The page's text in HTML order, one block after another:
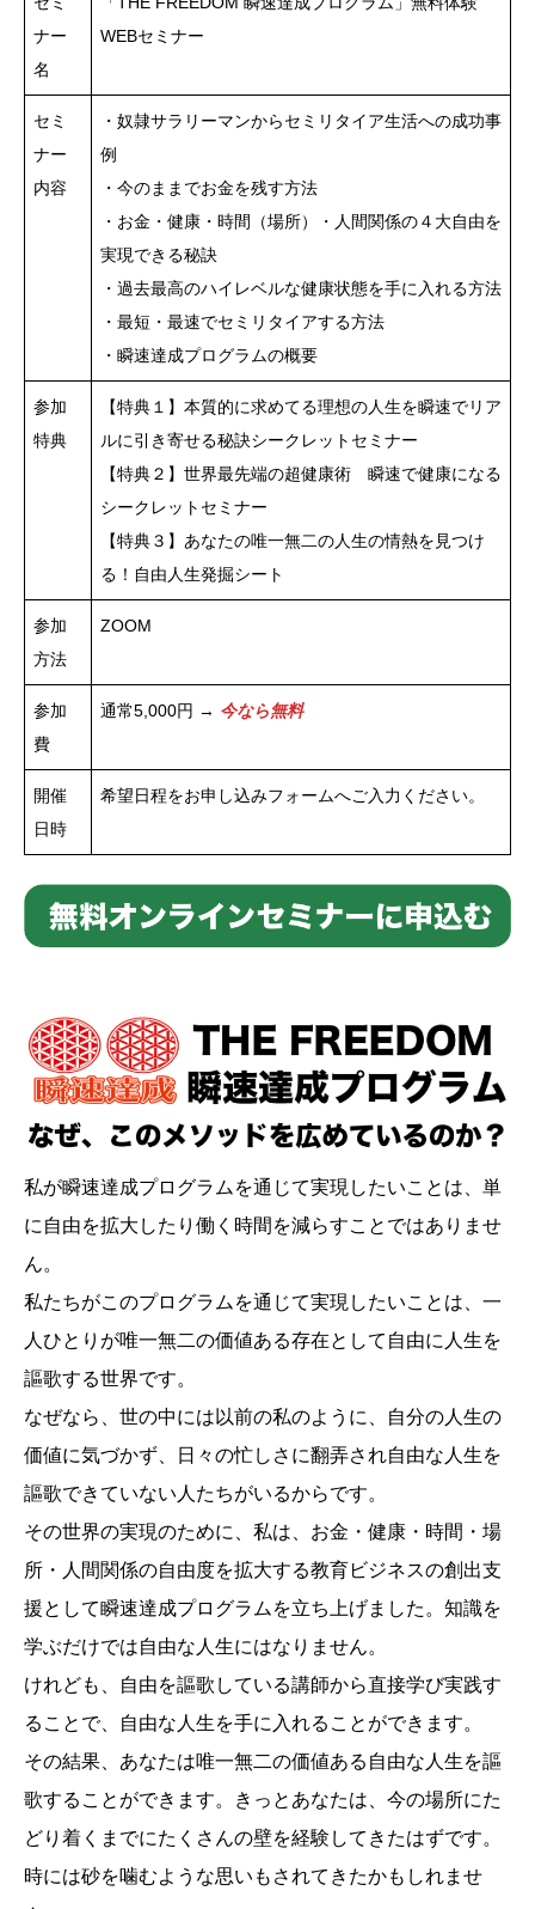
ナー
名
WEBセミナー
セミ
ナー
内容
・奴隷サラリーマンからセミリタイア生活への成功事
例
・今のままでお金を残す方法
・お金・健康・時間（場所）・人間関係の４大自由を
実現できる秘訣
・過去最高のハイレベルな健康状態を手に入れる方法
・最短・最速でセミリタイアする方法
・瞬速達成プログラムの概要
参加
特典
【特典１】本質的に求めてる理想の人生を瞬速でリア
ルに引き寄せる秘訣シークレットセミナー
【特典２】世界最先端の超健康術 瞬速で健康になる
シークレットセミナー
【特典３】あなたの唯一無二の人生の情熱を見つけ
る！自由人生発掘シート
参加
方法
ZOOM
参加
費
通常5,000円 → 今なら無料
開催
日時
希望日程をお申し込みフォームへご入力ください。
私が瞬速達成プログラムを通じて実現したいことは、単
に自由を拡大したり働く時間を減らすことではありませ
ん。
私たちがこのプログラムを通じて実現したいことは、一
人ひとりが唯一無二の価値ある存在として自由に人生を
謳歌する世界です。
なぜなら、世の中には以前の私のように、自分の人生の
価値に気づかず、日々の忙しさに翻弄され自由な人生を
謳歌できていない人たちがいるからです。
その世界の実現のために、私は、お金・健康・時間・場
所・人間関係の自由度を拡大する教育ビジネスの創出支
援として瞬速達成プログラムを立ち上げました。知識を
学ぶだけでは自由な人生にはなりません。
けれども、自由を謳歌している講師から直接学び実践す
ることで、自由な人生を手に入れることができます。
その結果、あなたは唯一無二の価値ある自由な人生を謳
歌することができます。きっとあなたは、今の場所にた
どり着くまでにたくさんの壁を経験してきたはずです。
時には砂を噛むような思いもされてきたかもしれませ